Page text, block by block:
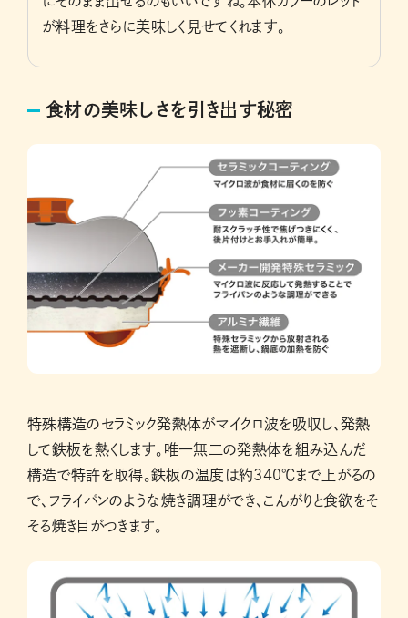
が料理をさらに美味しく見せてくれます。
食材の美味しさを引き出す秘密
特殊構造のセラミック発熱体がマイクロ波を吸収し、発熱
して鉄板を熱くします。唯一無二の発熱体を組み込んだ
構造で特許を取得。鉄板の温度は約340℃まで上がるの
で、フライパンのような焼き調理ができ、こんがりと食欲をそ
そる焼き目がつきます。